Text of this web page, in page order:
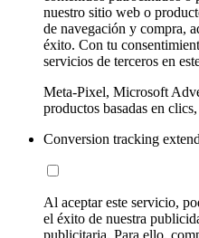
nuestro sitio web o
de navegación y compra,
éxito. Con tu
servicios de terceros en
Meta-Pixel, Microsoft
productos basadas en
Conversion tracking
Al aceptar este servicio,
el éxito de nuestra
publicitaria. Para ello,